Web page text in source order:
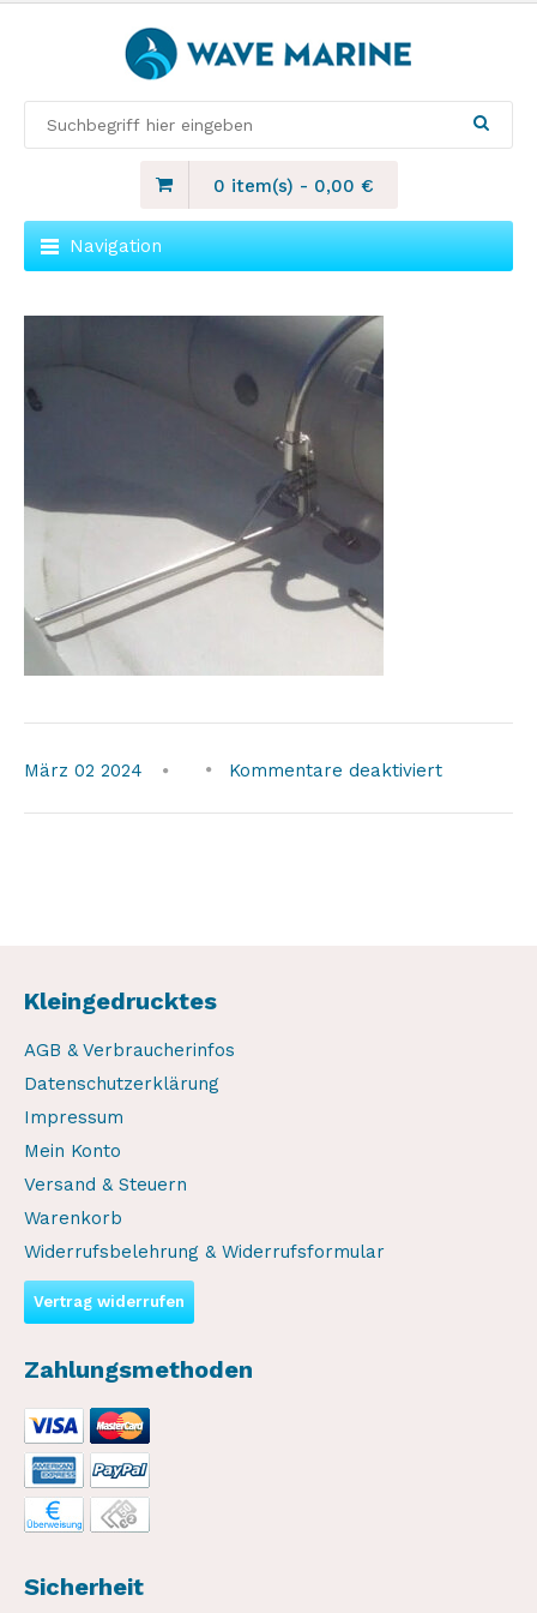
0 item(s) - 0,00 €
Navigation
März 02 2024 Kommentare deaktiviertfür
Kleingedrucktes
AGB & Verbraucherinfos
Datenschutzerklärung
Impressum
Mein Konto
Versand & Steuern
Warenkorb
Widerrufsbelehrung & Widerrufsformular
Vertrag widerrufen
Zahlungsmethoden
Sicherheit